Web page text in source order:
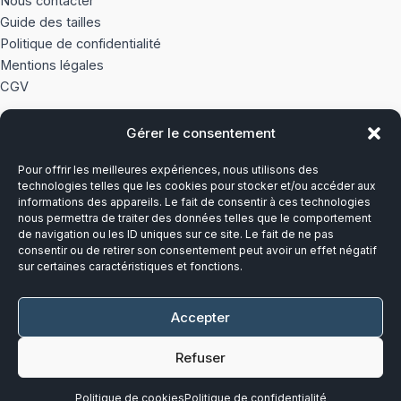
Gérer le consentement
Pour offrir les meilleures expériences, nous utilisons des
technologies telles que les cookies pour stocker et/ou accéder aux
informations des appareils. Le fait de consentir à ces technologies
nous permettra de traiter des données telles que le comportement
de navigation ou les ID uniques sur ce site. Le fait de ne pas
consentir ou de retirer son consentement peut avoir un effet négatif
sur certaines caractéristiques et fonctions.
Accepter
Refuser
Politique de cookiesPolitique de confidentialité
Guide des tailles
Politique de confidentialité
Mentions légales
CGV
Notre histoire
Du lundi au vendredi
8h00-12h30 et 13h30-17h00
Téléphone :03 20 28 14 14
Mail :contact@callens-group.com